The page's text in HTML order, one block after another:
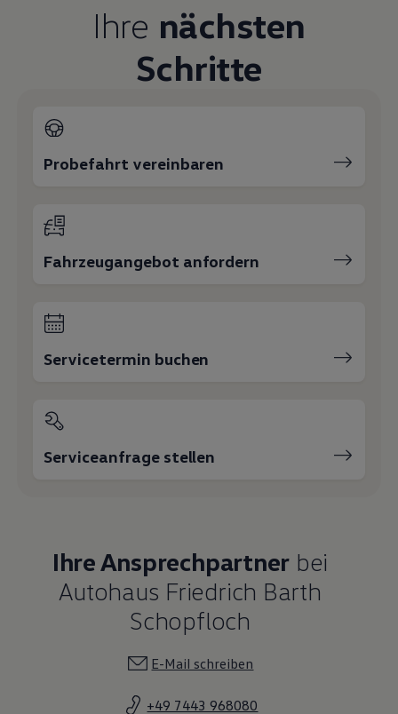
Volkswagen R
Pannen- und Unfallhilfe
Ihre nächsten
Schritte
Probefahrt vereinbaren
Fahrzeugangebot anfordern
Servicetermin buchen
Serviceanfrage stellen
Ihre Ansprechpartner bei
Autohaus Friedrich Barth
Schopfloch
E-Mail schreiben
+49 7443 968080